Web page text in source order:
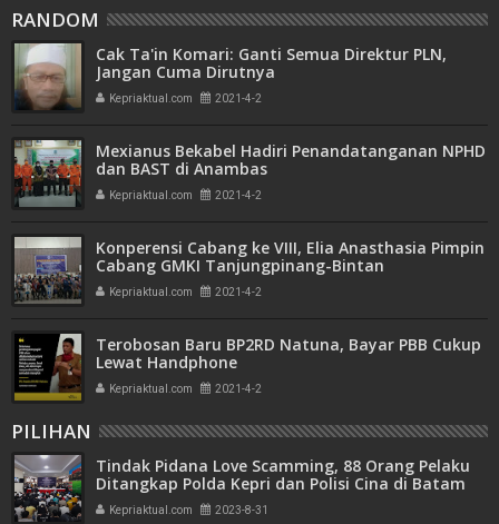
RANDOM
Cak Ta'in Komari: Ganti Semua Direktur PLN,
Jangan Cuma Dirutnya
Kepriaktual.com 2021-4-2
Mexianus Bekabel Hadiri Penandatanganan NPHD
dan BAST di Anambas
Kepriaktual.com 2021-4-2
Konperensi Cabang ke VIII, Elia Anasthasia Pimpin
Cabang GMKI Tanjungpinang-Bintan
Kepriaktual.com 2021-4-2
Terobosan Baru BP2RD Natuna, Bayar PBB Cukup
Lewat Handphone
Kepriaktual.com 2021-4-2
PILIHAN
Tindak Pidana Love Scamming, 88 Orang Pelaku
Ditangkap Polda Kepri dan Polisi Cina di Batam
Kepriaktual.com 2023-8-31